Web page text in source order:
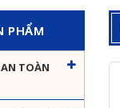
PHẨM
TOÀN